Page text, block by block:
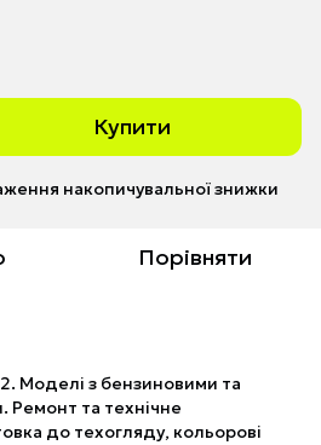
Купити
накопичувальної знижки
Порівняти
Моделі з бензиновими та
Ремонт та технічне
до техогляду, кольорові